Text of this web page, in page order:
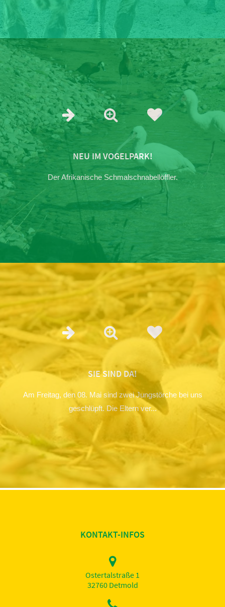
NEU IM VOGELPARK!
Der Afrikanische Schmalschnabellöffler.
SIE SIND DA!
Am Freitag, den 08. Mai sind zwei Jungstörche bei uns
geschlüpft. Die Eltern ver...
KONTAKT-INFOS
Ostertalstraße 1
32760 Detmold